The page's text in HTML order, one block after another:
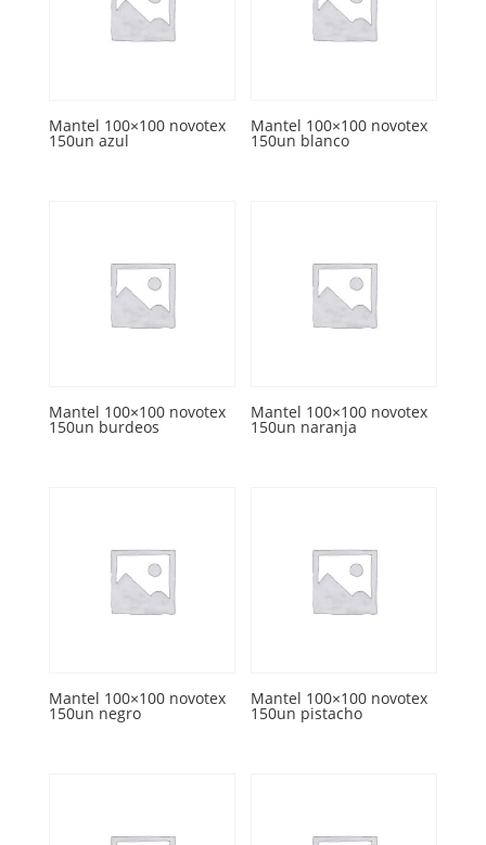
Mantel 100×100 novotex
150un azul
Mantel 100×100 novotex
150un blanco
Mantel 100×100 novotex
150un burdeos
Mantel 100×100 novotex
150un naranja
Mantel 100×100 novotex
150un negro
Mantel 100×100 novotex
150un pistacho